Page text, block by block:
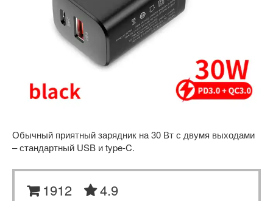
Обычный приятный зарядник на 30 Вт с двумя выходами
– стандартный USB и type-C.
1912 4.9